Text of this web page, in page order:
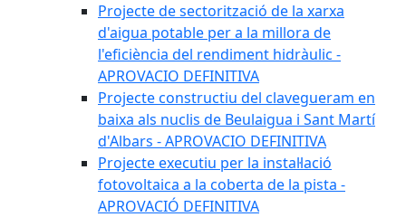
Projecte de sectorització de la xarxa
d'aigua potable per a la millora de
l'eficiència del rendiment hidràulic -
APROVACIO DEFINITIVA
Projecte constructiu del clavegueram en
baixa als nuclis de Beulaigua i Sant Martí
d'Albars - APROVACIO DEFINITIVA
Projecte executiu per la instal·lació
fotovoltaica a la coberta de la pista -
APROVACIÓ DEFINITIVA